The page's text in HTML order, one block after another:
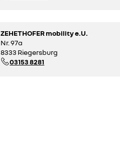
ZEHETHOFER mobility e.U.
Nr. 97a
8333 Riegersburg
03153 8281